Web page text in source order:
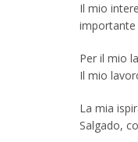
Il mio
importante
Per il mio
Il mio
La mia
Salgado,